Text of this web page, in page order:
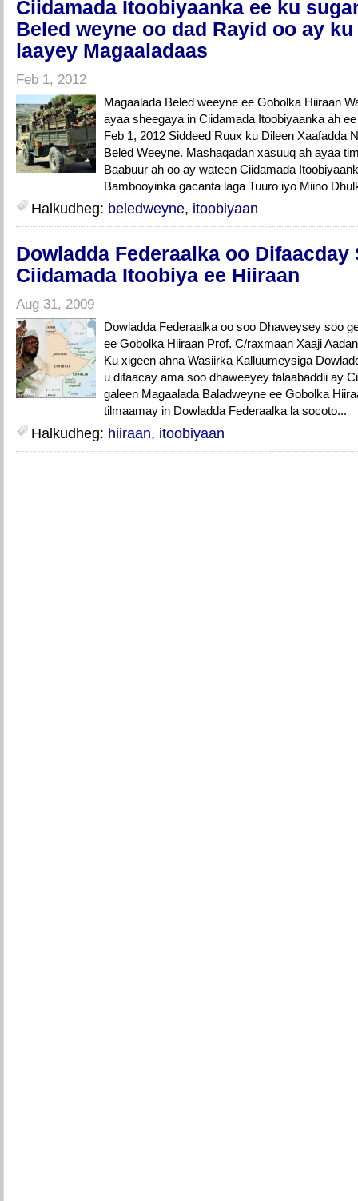
Ciidamada Itoobiyaanka ee ku
Beled weyne oo dad Rayid oo ay
laayey Magaaladaas
Feb 1, 2012
Magaalada Beled weeyne ee Gobolka Hiiraan
ayaa sheegaya in Ciidamada Itoobiyaanka ah
Feb 1, 2012 Siddeed Ruux ku Dileen Xaafadda
Beled Weeyne. Mashaqadan xasuuq ah ayaa
Baabuur ah oo ay wateen Ciidamada
Bambooyinka gacanta laga Tuuro iyo Miino
Halkudheg: beledweyne, itoobiyaan
Dowladda Federaalka oo Difaacday
Ciidamada Itoobiya ee Hiiraan
Aug 31, 2009
Dowladda Federaalka oo soo Dhaweysey soo
ee Gobolka Hiiraan Prof. C/raxmaan Xaaji
Ku xigeen ahna Wasiirka Kalluumeysiga
u difaacay ama soo dhaweeyey talaabaddii ay
galeen Magaalada Baladweyne ee Gobolka
tilmaamay in Dowladda Federaalka la socoto...
Halkudheg: hiiraan, itoobiyaan